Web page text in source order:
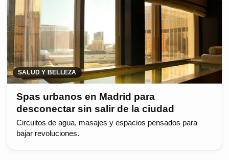
SALUD Y BELLEZA
Spas urbanos en Madrid para
desconectar sin salir de la ciudad
Circuitos de agua, masajes y espacios pensados para
bajar revoluciones.